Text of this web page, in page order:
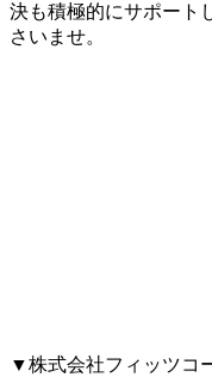
決も積極的にサポート
さいませ。
▼株式会社フィッツコ